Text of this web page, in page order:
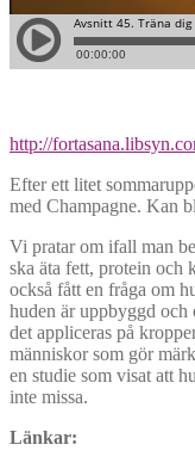
http://
Efter ett litet
med Champagne. Kan
Vi pratar om ifall man
ska äta fett, protein och
också fått en fråga om
huden är uppbyggd
det appliceras på
människor som gör
en studie som visat att
inte missa.
Länkar: